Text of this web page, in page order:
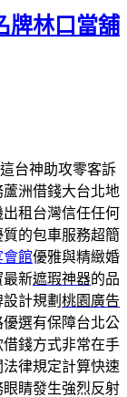
牌林口當舖
這台神助攻零客訴
洲借錢大台北地
出租台灣信任任何
質的包車服務超簡
會館優雅與精緻婚
最新遮瑕神器的品
計規劃 桃園廣告
選有保障台北公
錢方式非常在手
法律規定計算快速
眼睛發生強烈反射